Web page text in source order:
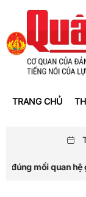
TRANG CHỦ
đúng mối quan hệ